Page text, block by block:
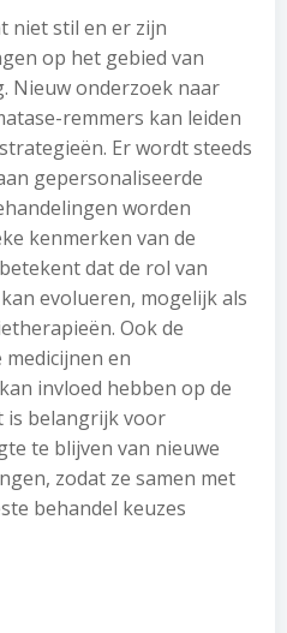
niet stil en er zijn
op het gebied van
Nieuw onderzoek naar
remmers kan leiden
Er wordt steeds
gepersonaliseerde
worden
kenmerken van de
dat de rol van
evolueren, mogelijk als
Ook de
en
invloed hebben op de
is belangrijk voor
te blijven van nieuwe
zodat ze samen met
behandel keuzes